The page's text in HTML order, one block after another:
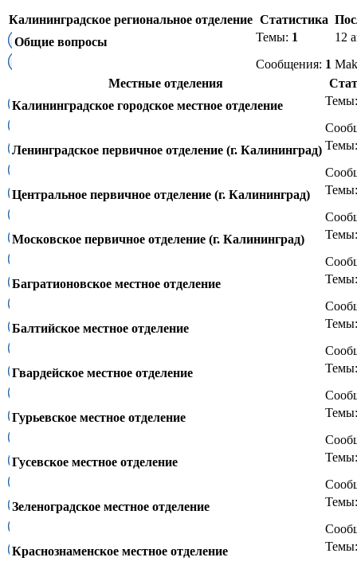
Калининградское региональное отделение Статистика
Общие вопросы
Темы: 1
Сообщения: 1
12
Местные отделения
Калининградское городское местное отделение
Ленинградское первичное отделение (г. Калининград)
Центральное первичное отделение (г. Калининград)
Московское первичное отделение (г. Калининград)
Багратионовское местное отделение
Балтийское местное отделение
Гвардейское местное отделение
Гурьевское местное отделение
Гусевское местное отделение
Зеленоградское местное отделение
Краснознаменское местное отделение